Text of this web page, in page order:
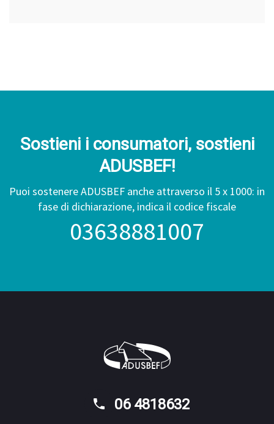
Sostieni i consumatori, sostieni
ADUSBEF!
Puoi sostenere ADUSBEF anche attraverso il 5 x 1000: in
fase di dichiarazione, indica il codice fiscale
03638881007
06 4818632